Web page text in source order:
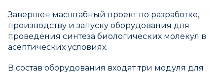
Завершен масштабный проект по разработке,
производству и запуску оборудования для
проведения синтеза биологических молекул в
асептических условиях.
В состав оборудования входят три модуля для